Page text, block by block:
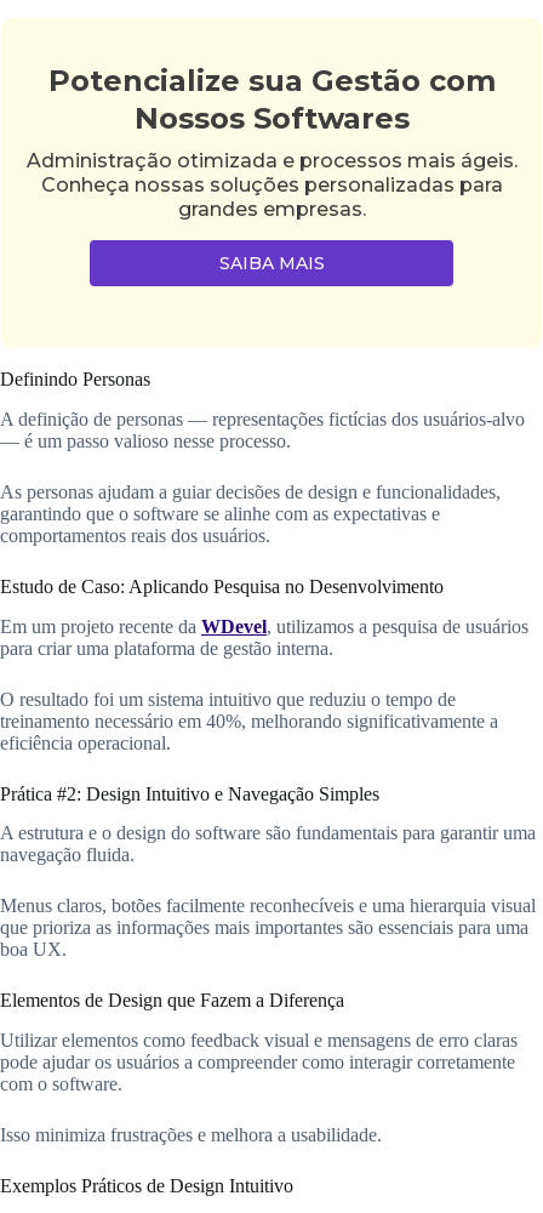
Potencialize sua Gestão com
Nossos Softwares
Administração otimizada e processos mais ágeis.
Conheça nossas soluções personalizadas para
grandes empresas.
SAIBA MAIS
Definindo Personas
A definição de personas — representações fictícias dos usuários-alvo
— é um passo valioso nesse processo.
As personas ajudam a guiar decisões de design e funcionalidades,
garantindo que o software se alinhe com as expectativas e
comportamentos reais dos usuários.
Estudo de Caso: Aplicando Pesquisa no Desenvolvimento
Em um projeto recente da WDevel, utilizamos a pesquisa de usuários
para criar uma plataforma de gestão interna.
O resultado foi um sistema intuitivo que reduziu o tempo de
treinamento necessário em 40%, melhorando significativamente a
eficiência operacional.
Prática #2: Design Intuitivo e Navegação Simples
A estrutura e o design do software são fundamentais para garantir uma
navegação fluida.
Menus claros, botões facilmente reconhecíveis e uma hierarquia visual
que prioriza as informações mais importantes são essenciais para uma
boa UX.
Elementos de Design que Fazem a Diferença
Utilizar elementos como feedback visual e mensagens de erro claras
pode ajudar os usuários a compreender como interagir corretamente
com o software.
Isso minimiza frustrações e melhora a usabilidade.
Exemplos Práticos de Design Intuitivo